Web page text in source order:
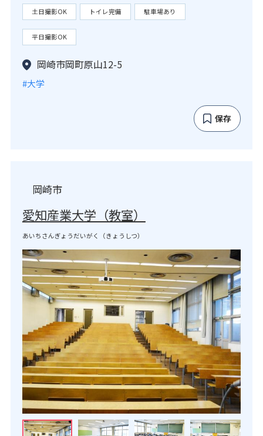
土日撮影OK トイレ完備 駐車場あり
平日撮影OK
岡崎市岡町原山12-5
#大学
保存
岡崎市
愛知産業大学（教室）
あいちさんぎょうだいがく（きょうしつ）